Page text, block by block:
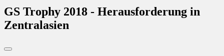
GS Trophy 2018 - Herausforderung in
Zentralasien